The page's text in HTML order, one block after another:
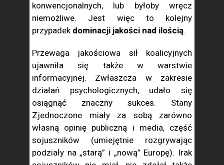
konwencjonalnych, lub byłoby wręcz
niemożliwe. Jest więc to kolejny
przypadek dominacji jakości nad ilością.
Przewaga jakościowa sił koalicyjnych
ujawniła się także w warstwie
informacyjnej. Zwłaszcza w zakresie
działań psychologicznych, udało się
osiągnąć znaczny sukces. Stany
Zjednoczone miały za sobą zarówno
własną opinię publiczną i media, część
sojuszników (umiejętnie rozgrywając
podziały na „starą” i „nową” Europę). Irak